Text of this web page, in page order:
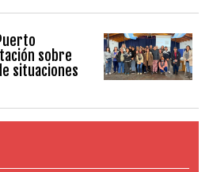
sobre
situaciones